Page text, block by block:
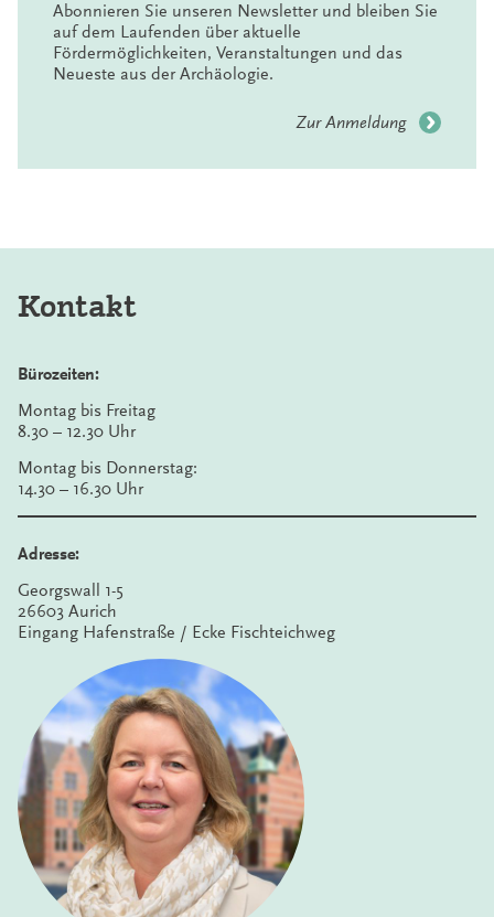
Abonnieren Sie unseren Newsletter und bleiben Sie
auf dem Laufenden über aktuelle
Fördermöglichkeiten, Veranstaltungen und das
Neueste aus der Archäologie.
Zur Anmeldung
Kontakt
Bürozeiten:
Montag bis Freitag
8.30 – 12.30 Uhr
Montag bis Donnerstag:
14.30 – 16.30 Uhr
Adresse:
Georgswall 1-5
26603 Aurich
Eingang Hafenstraße / Ecke Fischteichweg